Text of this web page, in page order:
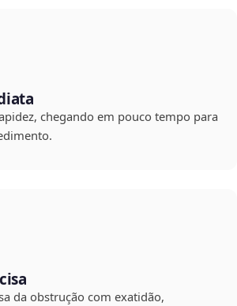
chegando em pouco tempo para
da obstrução com exatidão,